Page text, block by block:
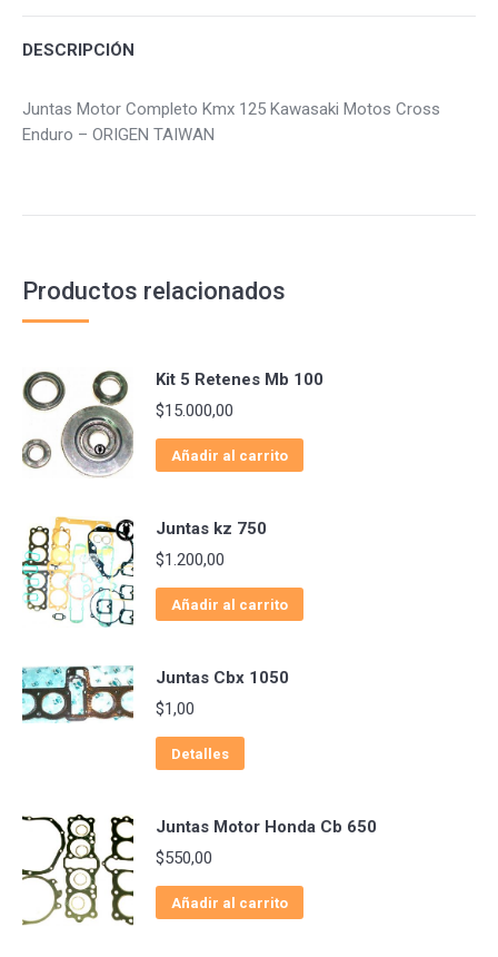
DESCRIPCIÓN
Juntas Motor Completo Kmx 125 Kawasaki Motos Cross
Enduro – ORIGEN TAIWAN
Productos relacionados
Kit 5 Retenes Mb 100
$15.000,00
Añadir al carrito
Juntas kz 750
$1.200,00
Añadir al carrito
Juntas Cbx 1050
$1,00
Detalles
Juntas Motor Honda Cb 650
$550,00
Añadir al carrito